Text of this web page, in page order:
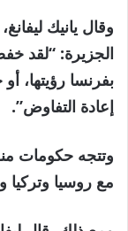
الجزيرة: “لقد
بفرنسا
إعادة التفاوض”.
وتتجه حكومات
مع روسيا وتركيا